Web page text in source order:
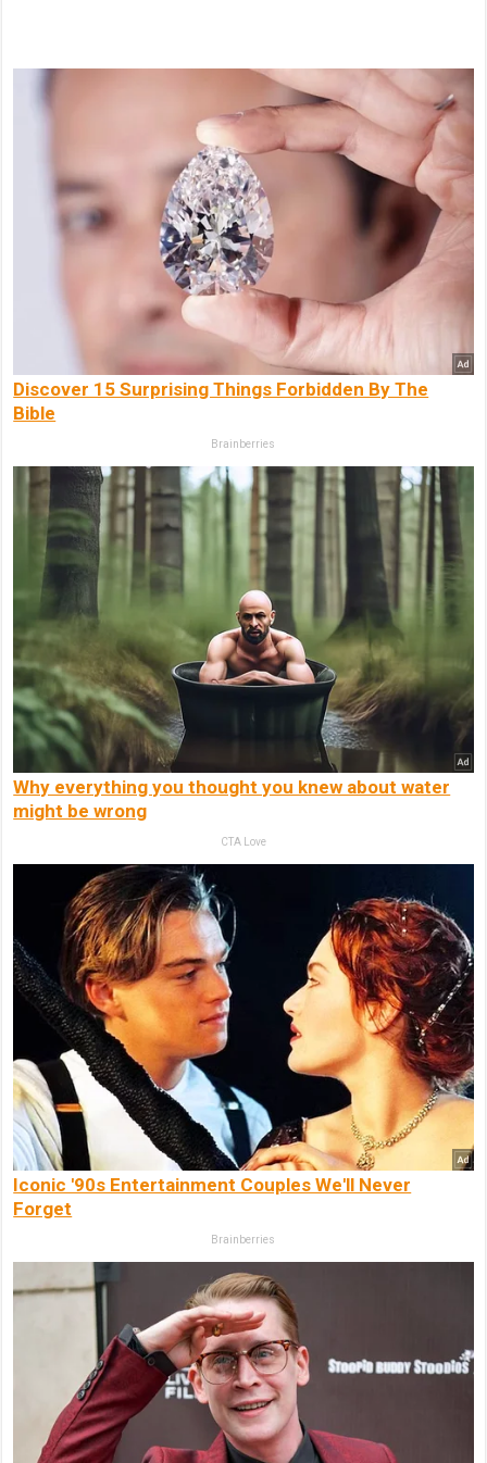
Discover 15 Surprising Things Forbidden By The
Bible
Brainberries
Why everything you thought you knew about water
might be wrong
CTA Love
Iconic '90s Entertainment Couples We'll Never
Forget
Brainberries